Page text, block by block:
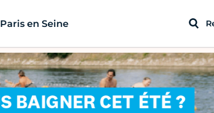
Paris en Seine